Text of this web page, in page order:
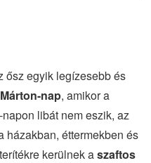
ősz egyik legízesebb és
Márton-nap, amikor a
libát nem eszik, az
házakban, éttermekben és
kerülnek aszaftos